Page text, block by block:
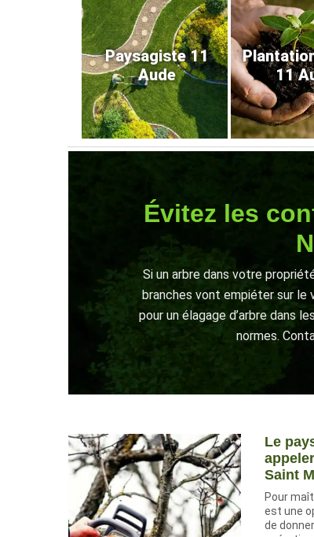
Paysagiste 11
Aude
11
Évitez les
Si un arbre dans votre
branches vont empiéter sur le
pour un élagage d’arbre dans
normes.
Le
Saint
Pour
est une
de